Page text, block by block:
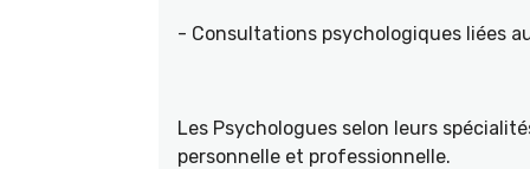
- Consultations psychologiques liées
Les Psychologues selon leurs
personnelle et professionnelle.